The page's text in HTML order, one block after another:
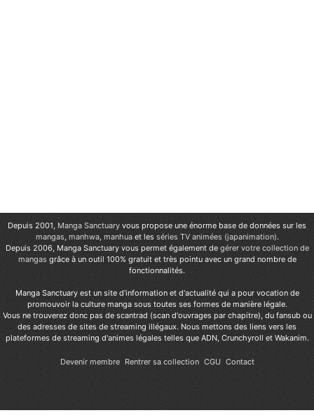
Depuis 2001, Manga Sanctuary vous propose une énorme base de données sur les
mangas, manhwa, manhuaet les séries TV animées (japanimation).
Depuis 2006, Manga Sanctuary vous permet également de gérer votre collection de
mangas grâce à un outil 100% gratuit et très pointu avec un grand nombre de
fonctionnalités.
Manga Sanctuary est un site d'information et d'actualité qui a pour vocation de
promouvoir la culture manga sous toutes ses formes de manière légale.
Vous ne trouverez donc pas de scantrad (scan d'ouvrages par chapitre), du fansub ou
des adresses de sites de streaming illégaux. Nous mettons des liens vers les
plateformes de streaming d'animes légales telles que ADN, Crunchyroll et Wakanim.
Devenir membre Rentrer sa collection CGU Contact